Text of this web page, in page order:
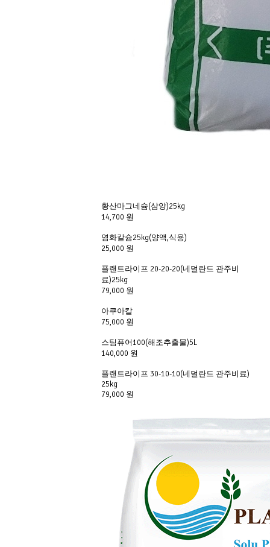
황산마그네슘(삼양)25kg
14,700 원
염화칼슘25kg(양액,식용)
25,000 원
플랜트라이프 20-20-20(네덜란드 관주비
료)25kg
79,000 원
아쿠아칼
75,000 원
스팀퓨어100(해조추출물)5L
140,000 원
플랜트라이프 30-10-10(네덜란드 관주비료)
25kg
79,000 원